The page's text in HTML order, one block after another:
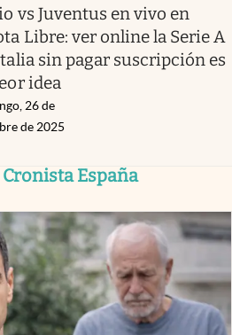
vs Juventus en vivo en
Libre: ver online la Serie A
sin pagar suscripción es
idea
26 de
de 2025
España